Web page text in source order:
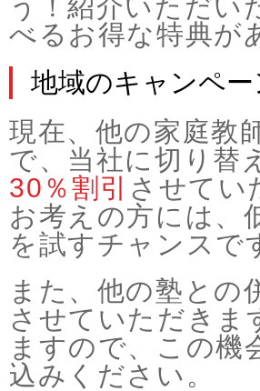
う！紹介いただい
べるお得な特典が
地域のキャンペー
現在、他の家庭教
で、当社に切り替
30％割引
させてい
お考えの方には、
を試すチャンスで
また、他の塾との
させていただきま
ますので、この機
込みください。